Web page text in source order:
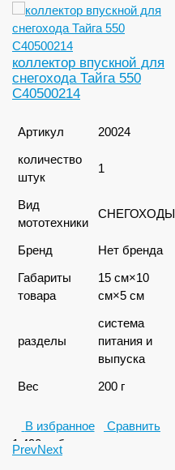
коллектор впускной для
снегохода Тайга 550
С40500214
Артикул
20024
количество
штук
1
Вид
мототехники
СНЕГОХОДЫ
Бренд
Нет бренда
Габариты
товара
15 см×10
см×5 см
разделы
система
питания и
выпуска
Вес
200 г
В избранное
Сравнить
1 490руб.
PrevNext